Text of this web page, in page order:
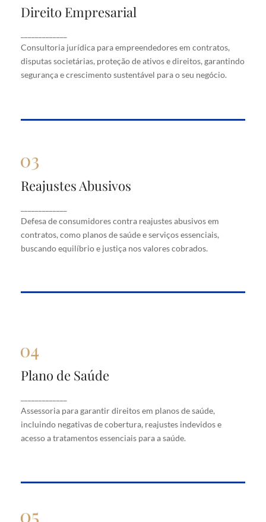
Direito Empresarial
Consultoria jurídica para empreendedores em contratos,
disputas societárias, proteção de ativos e direitos, garantindo
segurança e crescimento sustentável para o seu negócio.
Direito Empresarial
contratos, disputas societárias, proteção de ativos
e direitos, garantindo segurança e crescimento
sustentável para o seu negócio.
Reajustes Abusivos
Defesa de consumidores contra reajustes abusivos em
contratos, como planos de saúde e serviços essenciais,
buscando equilíbrio e justiça nos valores cobrados.
Reajustes Abusivos
em contratos, como planos de saúde e serviços
essenciais, buscando equilíbrio e justiça nos valores
cobrados.
Plano de Saúde
Assessoria para garantir direitos em planos de saúde,
incluindo negativas de cobertura, reajustes indevidos e
acesso a tratamentos essenciais para a saúde.
Plano de Saúde
saúde, incluindo negativas de cobertura, reajustes
indevidos e acesso a tratamentos essenciais para a
saúde.